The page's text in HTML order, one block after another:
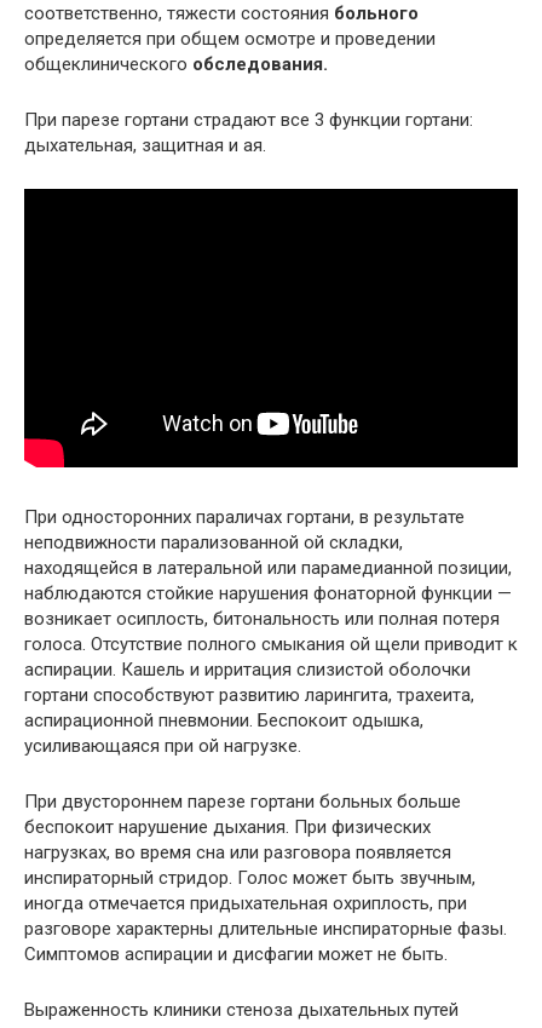
соответственно, тяжести состояния больного
определяется при общем осмотре и проведении
общеклинического обследования.
При парезе гортани страдают все 3 функции гортани:
дыхательная, защитная и ая.
При односторонних параличах гортани, в результате
неподвижности парализованной ой складки,
находящейся в латеральной или парамедианной позиции,
наблюдаются стойкие нарушения фонаторной функции —
возникает осиплость, битональность или полная потеря
голоса. Отсутствие полного смыкания ой щели приводит к
аспирации. Кашель и ирритация слизистой оболочки
гортани способствуют развитию ларингита, трахеита,
аспирационной пневмонии. Беспокоит одышка,
усиливающаяся при ой нагрузке.
При двустороннем парезе гортани больных больше
беспокоит нарушение дыхания. При физических
нагрузках, во время сна или разговора появляется
инспираторный стридор. Голос может быть звучным,
иногда отмечается придыхательная охриплость, при
разговоре характерны длительные инспираторные фазы.
Симптомов аспирации и дисфагии может не быть.
Выраженность клиники стеноза дыхательных путей